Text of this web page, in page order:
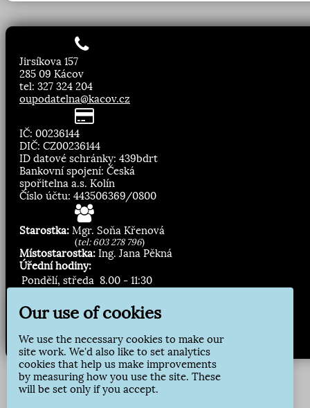
Jirsíkova 157
285 09 Kácov
tel: 327 324 204
oupodatelna@kacov.cz
IČ: 00236144
DIČ: CZ00236144
ID datové schránky: 439bdrt
Bankovní spojení: Česká
spořitelna a.s. Kolín
Číslo účtu: 443506369/0800
Starostka: Mgr. Soňa Křenová
(tel: 603 278 796)
Místostarostka: Ing. Jana Pěkná
Úřední hodiny:
Pondělí, středa 8.00 - 11:30
Zasílání novinek:
Přihlásit odběr
Our use of cookies
We use the necessary cookies to make our
site work. We'd also like to set analytics
cookies that help us make improvements
by measuring how you use the site. These
will be set only if you accept.